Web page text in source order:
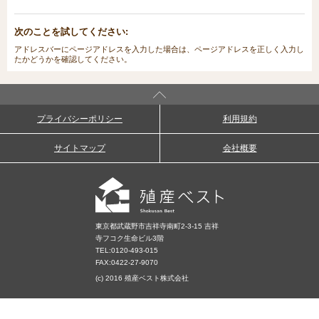
次のことを試してください:
アドレスバーにページアドレスを入力した場合は、ページアドレスを正しく入力し
たかどうかを確認してください。
プライバシーポリシー 利用規約
サイトマップ 会社概要
東京都武蔵野市吉祥寺南町2-3-15 吉祥
寺フコク生命ビル3階
TEL:0120-493-015
FAX:0422-27-9070
(c) 2016 殖産ベスト株式会社